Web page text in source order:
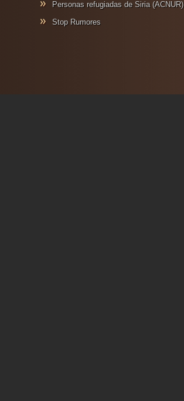
Personas refugiadas de Siria (ACNUR)
Stop Rumores